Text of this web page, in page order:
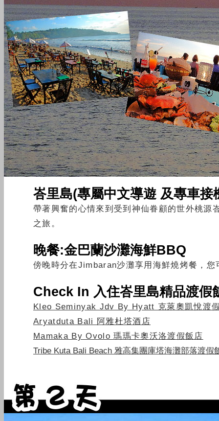
峇里島(專屬中文導遊 及專車接
帶著興奮的心情來到受到神仙眷顧的世外桃源
之旅。
晚餐:金巴蘭沙灘海鮮BBQ
傍晚時分在Jimbaran沙灘享用海鮮燒烤餐，
Check In 入住峇里島精品渡假
Kleo Seminyak Jdv By Hyatt 克萊奧凱悅渡
Aryatduta Bali 阿雅杜塔酒店
Mamaka By Ovolo 瑪瑪卡奧沃洛渡假飯店
Tribe Kuta Bali Beach 雅高集團庫塔海灘部落渡假